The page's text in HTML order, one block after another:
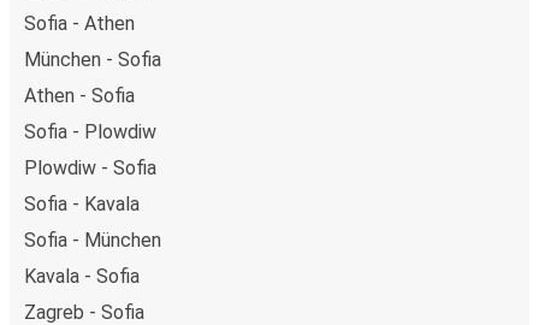
Sofia - Athen
München - Sofia
Athen - Sofia
Sofia - Plowdiw
Plowdiw - Sofia
Sofia - Kavala
Sofia - München
Kavala - Sofia
Zagreb - Sofia